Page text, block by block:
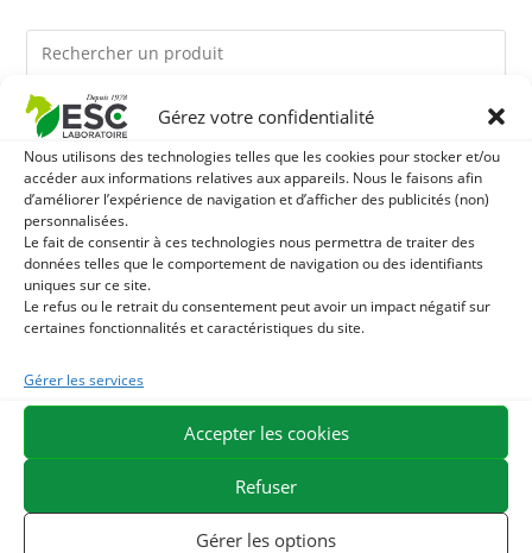
Gérez votre confidentialité
Nous utilisons des technologies telles que les cookies pour stocker et/ou
accéder aux informations relatives aux appareils. Nous le faisons afin
d’améliorer l’expérience de navigation et d’afficher des publicités (non)
personnalisées.
Le fait de consentir à ces technologies nous permettra de traiter des
données telles que le comportement de navigation ou des identifiants
uniques sur ce site.
Le refus ou le retrait du consentement peut avoir un impact négatif sur
certaines fonctionnalités et caractéristiques du site.
Gérer les services
Accepter les cookies
Refuser
Gérer les options
Ils pourraient vous plaire
1 TERRE DE DIATOMEE - PARASITES EXTERNES CHEVAL
2 DEMELANT-LUSTRANT - SOIN ROBE ET CRINIÈRE
CHEVAL - ENRICHI EN VITAMINE B ET HUILE D'ONAGRE
3 JUS D'ALOE VERA - SOURCE DE NOMBREUX
EXPÉDITION EN 48/72H
LIVRAISON OFFERTE EN FRANCE DÈS 75 €
COMMANDER EN LIGNE